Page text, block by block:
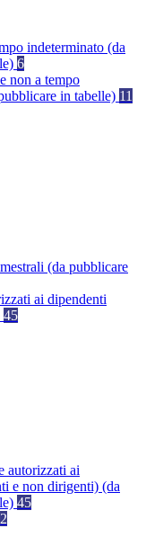
indeterminato (da
6
non a tempo
in tabelle) 11
(da pubblicare
ai dipendenti
45
autorizzati ai
e non dirigenti) (da
45
2